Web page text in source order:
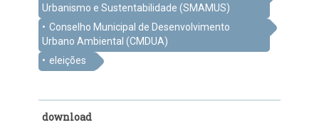
Urbanismo e Sustentabilidade (SMAMUS)
Conselho Municipal de Desenvolvimento
Urbano Ambiental (CMDUA)
eleições
download